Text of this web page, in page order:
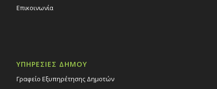
Επικοινωνία
ΥΠΗΡΕΣΙΕΣ ΔΗΜΟΥ
Γραφείο Εξυπηρέτησης Δημοτών